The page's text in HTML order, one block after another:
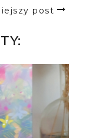
post